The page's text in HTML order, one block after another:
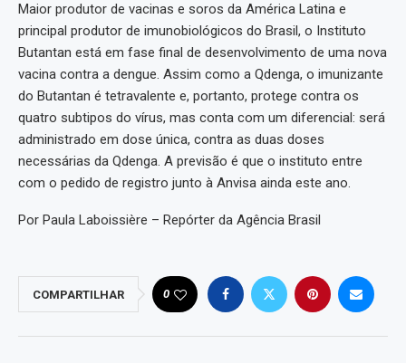
Maior produtor de vacinas e soros da América Latina e
principal produtor de imunobiológicos do Brasil, o Instituto
Butantan está em fase final de desenvolvimento de uma nova
vacina contra a dengue. Assim como a Qdenga, o imunizante
do Butantan é tetravalente e, portanto, protege contra os
quatro subtipos do vírus, mas conta com um diferencial: será
administrado em dose única, contra as duas doses
necessárias da Qdenga. A previsão é que o instituto entre
com o pedido de registro junto à Anvisa ainda este ano.
Por Paula Laboissière – Repórter da Agência Brasil
COMPARTILHAR 0